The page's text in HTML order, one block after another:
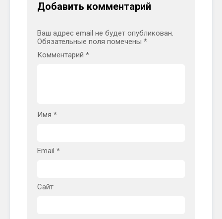
Добавить комментарий
Ваш адрес email не будет опубликован.
Обязательные поля помечены *
Комментарий *
Имя *
Email *
Сайт